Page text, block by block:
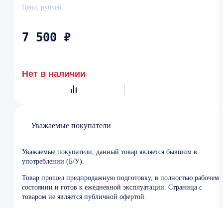
Цена, рублей
7 500 ₽
Нет в наличии
Уважаемые покупатели
Уважаемые покупатели, данный товар является бывшим в
употреблении (Б/У).
Товар прошел предпродажную подготовку, в полностью рабочем
состоянии и готов к ежедневной эксплуатации. Страница с
товаром не является публичной офертой.